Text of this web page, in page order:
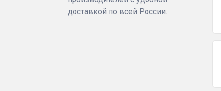
доставкой по всей России.